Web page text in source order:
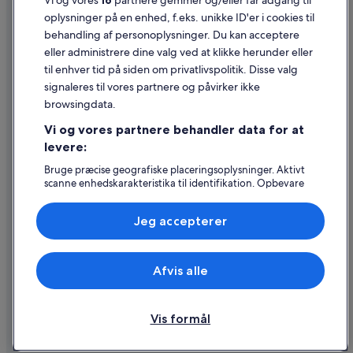
Retningslinjer for indhold og indberetning af indhold
Hjælp
Kontakt os
Ændr eller afbestil din reservation
Forløb og behandlingstider for refusion
Book en flyrejse med et tilgodehavende fra et flyselskab
Internationale rejsedokumenter
Expedia, Inc. er ikke ansvarlig for indhold fra eksterne hjemmesider.
© 2026 Expedia, Inc. – en del af Expedia Group. Alle rettigheder
forbeholdes. Expedia og Expedias logo er varemærker eller registrerede
oplysninger på en enhed, f.eks. unikke ID'er i cookies til
behandling af personoplysninger. Du kan acceptere
eller administrere dine valg ved at klikke herunder eller
til enhver tid på siden om privatlivspolitik. Disse valg
signaleres til vores partnere og påvirker ikke
browsingdata.
Vi og vores partnere behandler data for at
levere:
Bruge præcise geografiske placeringsoplysninger. Aktivt
scanne enhedskarakteristika til identifikation. Opbevare
annoncering og indhold, annoncerings- og
indholdsmåling, målgruppeundersøgelser og udvikling af
tjenester.
Liste over partnere (leverandører)
Vis formål
Afvis alle
Jeg accepterer